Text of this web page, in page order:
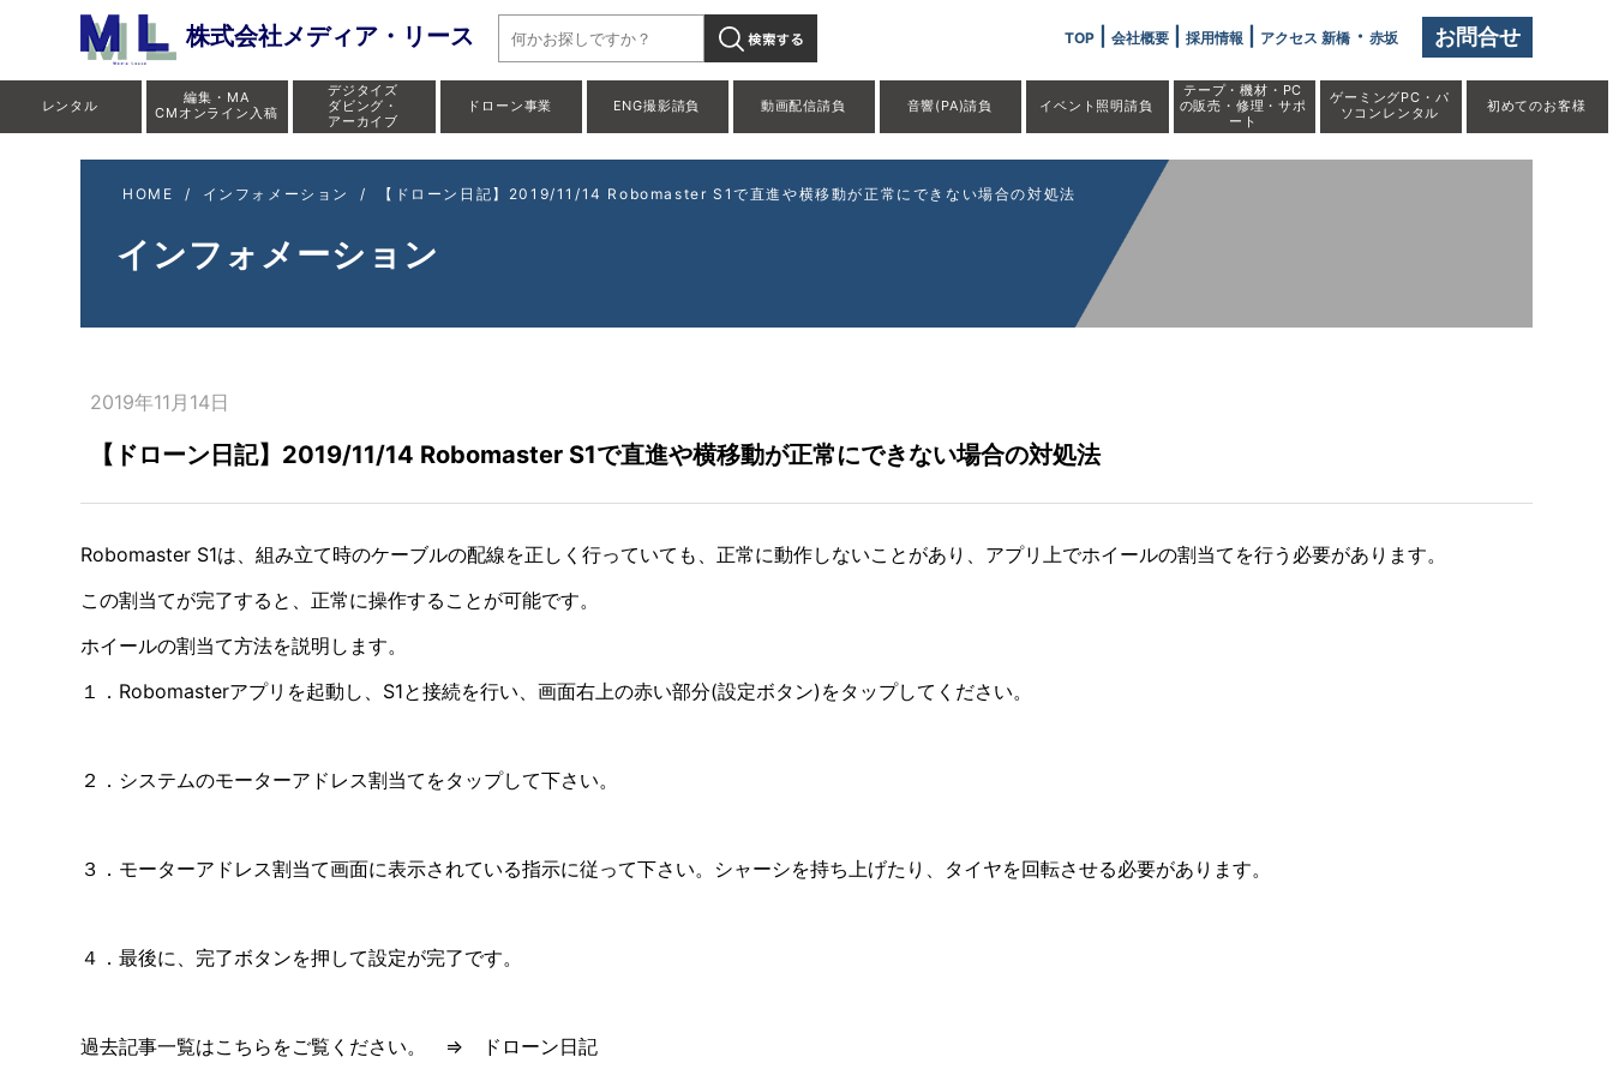
株式会社メディア・リース お問合せ
TOP| 会社概要| 採用情報 アクセス 新橋・ 赤坂
レンタル
編集・MA
CMオンライン入稿
デジタイズ
ダビング・
アーカイブ
ドローン事業 ENG撮影請負 動画配信請負 音響(PA)請負 イベント照明請負
テープ・機材・PC
の販売・修理・サポ
ート
ゲーミングPC・パ
ソコンレンタル
初めてのお客様
HOME / インフォメーション / 【ドローン日記】2019/11/14 Robomaster S1で直進や横移動が正常にできない場合の対処法
インフォメーション
2019年11月14日
【ドローン日記】2019/11/14 Robomaster S1で直進や横移動が正常にできない場合の対処法
Robomaster S1は、組み立て時のケーブルの配線を正しく行っていても、正常に動作しないことがあり、アプリ上でホイールの割当てを行う必要があります。
この割当てが完了すると、正常に操作することが可能です。
ホイールの割当て方法を説明します。
１．Robomasterアプリを起動し、S1と接続を行い、画面右上の赤い部分(設定ボタン)をタップしてください。
２．システムのモーターアドレス割当てをタップして下さい。
３．モーターアドレス割当て画面に表示されている指示に従って下さい。シャーシを持ち上げたり、タイヤを回転させる必要があります。
４．最後に、完了ボタンを押して設定が完了です。
過去記事一覧はこちらをご覧ください。 ⇒ ドローン日記